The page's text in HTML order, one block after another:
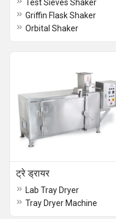
Test Sieves Shaker
Griffin Flask Shaker
Orbital Shaker
ट्रे ड्रायर
Lab Tray Dryer
Tray Dryer Machine